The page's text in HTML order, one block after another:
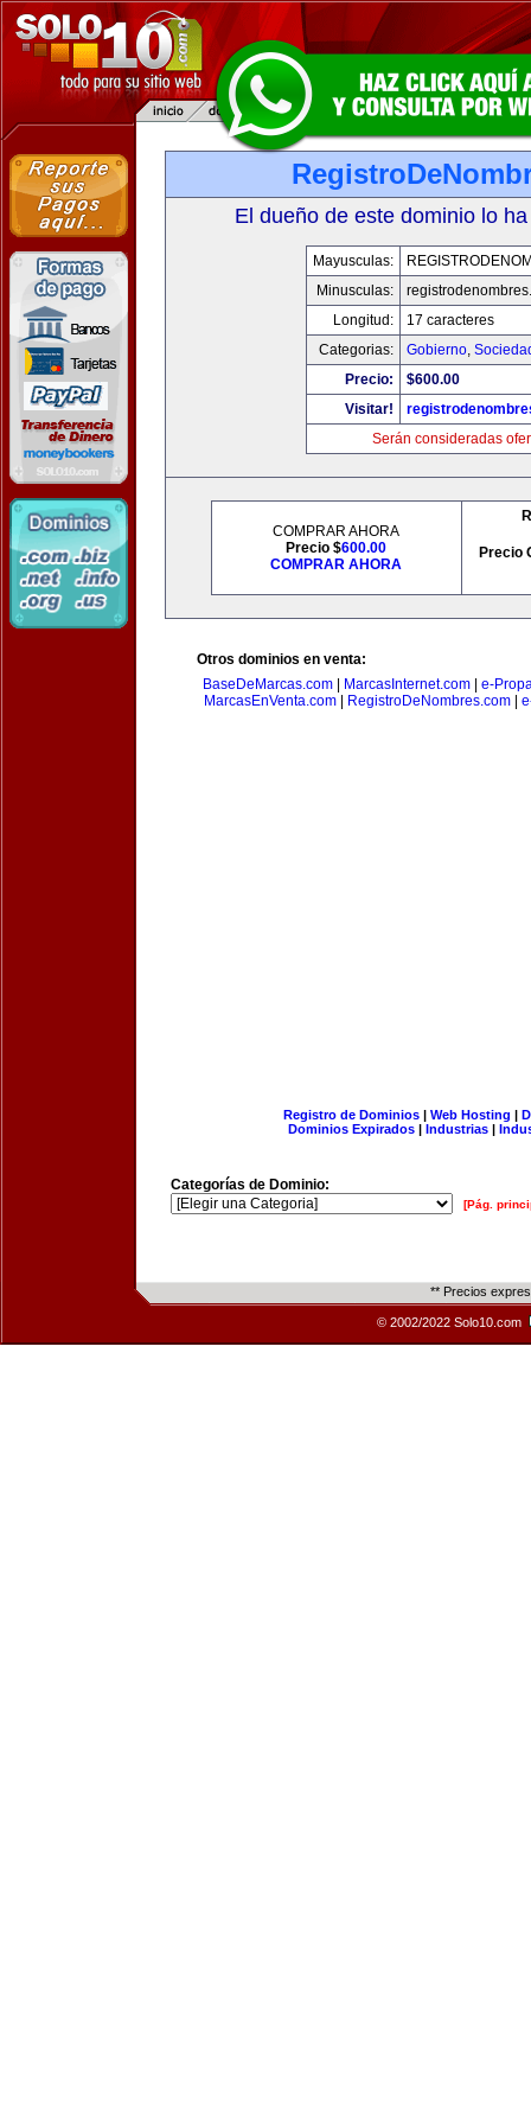
El dueño de este dominio lo
Mayusculas:
Minusculas:
Longitud:
17 caracteres
Categorias:
Gobierno,
Precio:
$600.00
Visitar!
Serán consideradas
COMPRAR AHORA
Precio $600.00
COMPRAR AHORA
Precio
Otros dominios en venta:
BaseDeMarcas.com| MarcasInternet.com| e-
MarcasEnVenta.com
RegistroDeNombres.com
Registro de Dominios| Web Hosting |
Dominios Expirados | Industrias |
Categorías de Dominio:
[Pág.
** Precios
© 2002/2022 Solo10.com